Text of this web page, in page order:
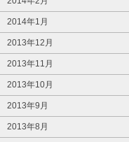
2014年1月
2013年12月
2013年11月
2013年10月
2013年9月
2013年8月